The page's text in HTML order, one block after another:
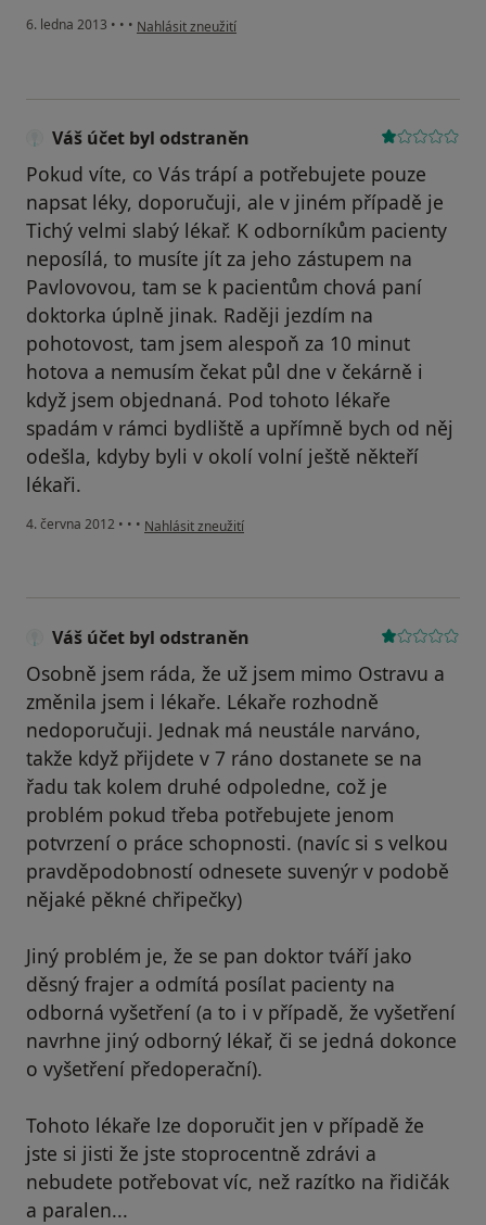
6. ledna 2013 • • • podle názoru uživatele Váš účet byl odstraněn
Nahlásit zneužití
Váš účet byl odstraněn
Pokud víte, co Vás trápí a potřebujete pouze
napsat léky, doporučuji, ale v jiném případě je
Tichý velmi slabý lékař. K odborníkům pacienty
neposílá, to musíte jít za jeho zástupem na
Pavlovovou, tam se k pacientům chová paní
doktorka úplně jinak. Raději jezdím na
pohotovost, tam jsem alespoň za 10 minut
hotova a nemusím čekat půl dne v čekárně i
když jsem objednaná. Pod tohoto lékaře
spadám v rámci bydliště a upřímně bych od něj
odešla, kdyby byli v okolí volní ještě někteří
lékaři.
4. června 2012 • • • podle názoru uživatele Váš účet byl odstraněn
Nahlásit zneužití
Váš účet byl odstraněn
Osobně jsem ráda, že už jsem mimo Ostravu a
změnila jsem i lékaře. Lékaře rozhodně
nedoporučuji. Jednak má neustále narváno,
takže když přijdete v 7 ráno dostanete se na
řadu tak kolem druhé odpoledne, což je
problém pokud třeba potřebujete jenom
potvrzení o práce schopnosti. (navíc si s velkou
pravděpodobností odnesete suvenýr v podobě
nějaké pěkné chřipečky)
Jiný problém je, že se pan doktor tváří jako
děsný frajer a odmítá posílat pacienty na
odborná vyšetření (a to i v případě, že vyšetření
navrhne jiný odborný lékař, či se jedná dokonce
o vyšetření předoperační).
Tohoto lékaře lze doporučit jen v případě že
jste si jisti že jste stoprocentně zdrávi a
nebudete potřebovat víc, než razítko na řidičák
a paralen...